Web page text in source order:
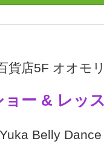
貨店5F オオモ
ョー & レッ
Belly